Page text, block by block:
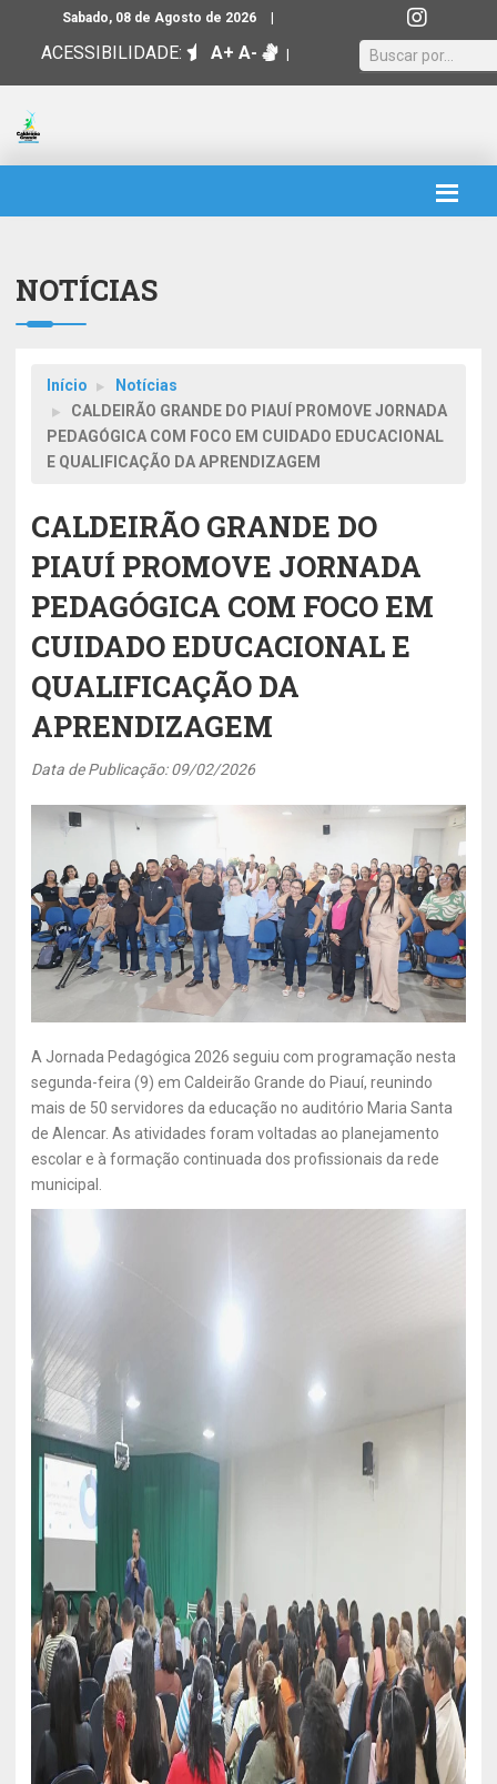
Sabado, 08 de Agosto de 2026 |
ACESSIBILIDADE: A+ A- |
NOTÍCIAS
Início
Notícias
CALDEIRÃO GRANDE DO PIAUÍ PROMOVE JORNADA
PEDAGÓGICA COM FOCO EM CUIDADO EDUCACIONAL
E QUALIFICAÇÃO DA APRENDIZAGEM
CALDEIRÃO GRANDE DO
PIAUÍ PROMOVE JORNADA
PEDAGÓGICA COM FOCO EM
CUIDADO EDUCACIONAL E
QUALIFICAÇÃO DA
APRENDIZAGEM
Data de Publicação: 09/02/2026
A Jornada Pedagógica 2026 seguiu com programação nesta
segunda-feira (9) em Caldeirão Grande do Piauí, reunindo
mais de 50 servidores da educação no auditório Maria Santa
de Alencar. As atividades foram voltadas ao planejamento
escolar e à formação continuada dos profissionais da rede
municipal.